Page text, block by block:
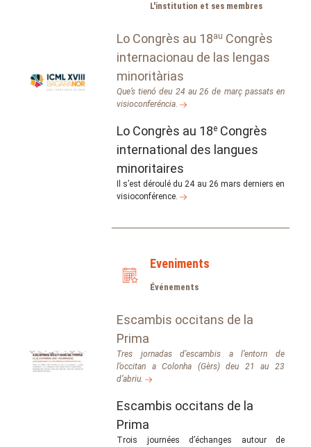
L'institution et ses membres
Lo Congrès au 18au Congrès
internacionau de las lengas
minoritàrias
Que’s tienó deu 24 au 26 de març passats en
visioconferéncia.
Lo Congrès au 18e Congrès
international des langues
minoritaires
Il s’est déroulé du 24 au 26 mars derniers en
visioconférence.
Eveniments
Événements
Escambis occitans de la
Prima
Tres jornadas d’escambis a l’entorn de
l’occitan a Colonha (Gèrs) deu 21 au 23
d’abriu.
Escambis occitans de la
Prima
Trois journées d’échanges autour de